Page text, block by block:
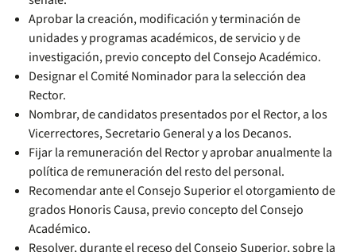
Aprobar la creación, modificación y terminación de
unidades y programas académicos, de servicio y de
investigación, previo concepto del Consejo Académico.
Designar el Comité Nominador para la selección dea
Rector.
Nombrar, de candidatos presentados por el Rector, a los
Vicerrectores, Secretario General y a los Decanos.
Fijar la remuneración del Rector y aprobar anualmente la
política de remuneración del resto del personal.
Recomendar ante el Consejo Superior el otorgamiento de
grados Honoris Causa, previo concepto del Consejo
Académico.
Resolver, durante el receso del Consejo Superior, sobre la